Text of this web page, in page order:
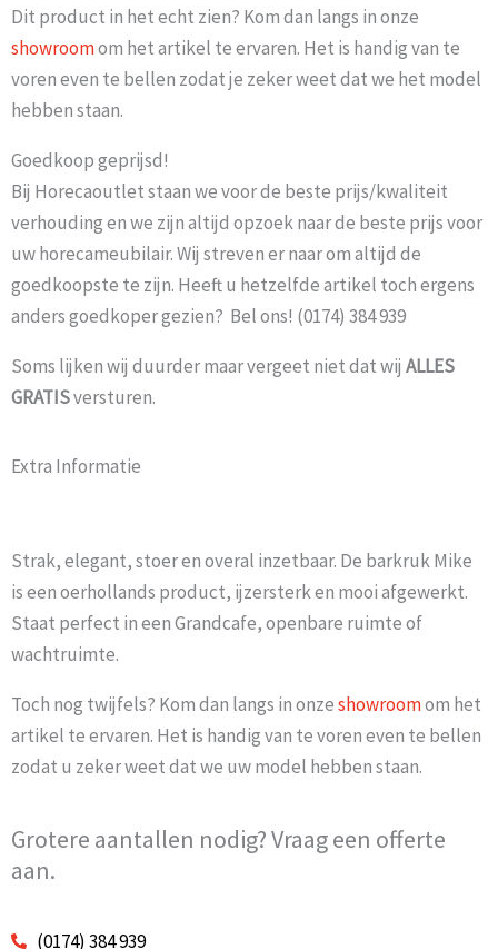
Dit product in het echt zien? Kom dan langs in onze
showroomom het artikel te ervaren. Het is handig van te
voren even te bellen zodat je zeker weet dat we het model
hebben staan.
Goedkoop geprijsd!
Bij Horecaoutlet staan we voor de beste prijs/kwaliteit
verhouding en we zijn altijd opzoek naar de beste prijs voor
uw horecameubilair. Wij streven er naar om altijd de
goedkoopste te zijn. Heeft u hetzelfde artikel toch ergens
anders goedkoper gezien? Bel ons! (0174) 384 939
Soms lijken wij duurder maar vergeet niet dat wij ALLES
GRATISversturen.
Extra Informatie
Strak, elegant, stoer en overal inzetbaar. De barkruk Mike
is een oerhollands product, ijzersterk en mooi afgewerkt.
Staat perfect in een Grandcafe, openbare ruimte of
wachtruimte.
Toch nog twijfels? Kom dan langs in onzeshowroomom het
artikel te ervaren. Het is handig van te voren even te bellen
zodat u zeker weet dat we uw model hebben staan.
Grotere aantallen nodig? Vraag een offerte
aan.
(0174) 384 939